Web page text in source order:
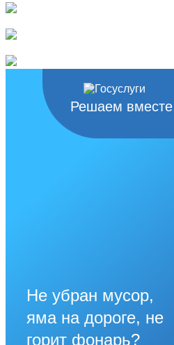
Решаем вместе
Не убран мусор,
яма на дороге, не
горит фонарь?